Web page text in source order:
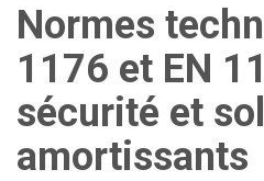
Normes
1176 et EN
sécurité et
amortissants